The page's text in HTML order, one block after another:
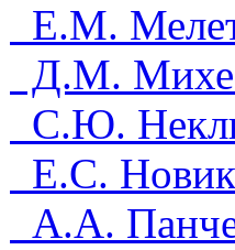
Е.М.
Д.М.
С.Ю.
Е.С. Новик
А.А.